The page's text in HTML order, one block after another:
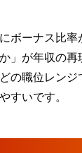
ボーナス比
」が年収の
の職位レン
すいです。